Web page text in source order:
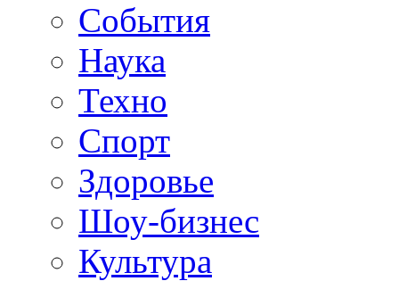
События
Наука
Техно
Спорт
Здоровье
Шоу-бизнес
Культура